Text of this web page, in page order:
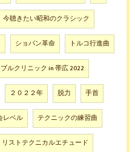
今聴きたい昭和のクラシック
ショパン革命 トルコ行進曲
ルクリニック in 帯広 2022
２０２２年 脱力 手首
レベル テクニックの練習曲
リストテクニカルエチュード